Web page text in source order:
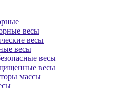
весы
весы
весы
весы
весы
массы